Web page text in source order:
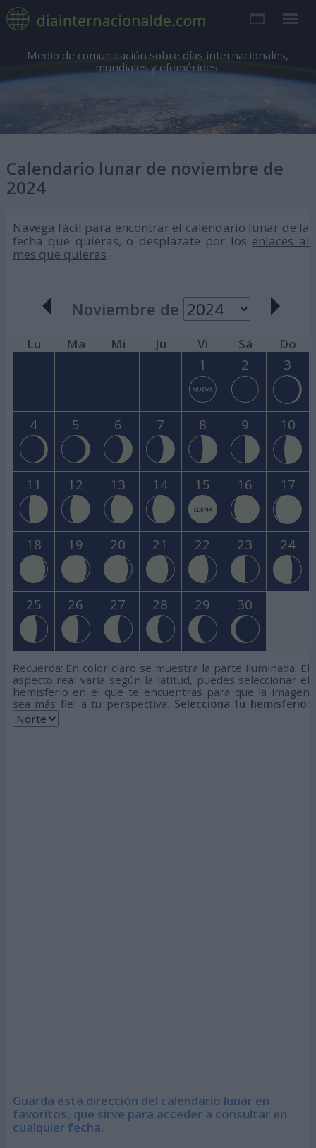
Medio de comunicación sobre días internacionales,
mundiales y efemérides.
Calendario lunar de noviembre de
2024
Navega fácil para encontrar el calendario lunar de la
fecha que quieras, o desplázate por los enlaces al
mes que quieras
Noviembre de
Lu Ma Mi Ju Vi Sá Do
1 2 3
4 5 6 7 8 9 10
11 12 13 14 15 16 17
18 19 20 21 22 23 24
25 26 27 28 29 30
Recuerda: En color claro se muestra la parte iluminada. El
aspecto real varía según la latitud, puedes seleccionar el
hemisferio en el que te encuentras para que la imagen
sea más fiel a tu perspectiva. Selecciona tu hemisferio:
Guarda está dirección del calendario lunar en
favoritos, que sirve para acceder a consultar en
cualquier fecha.